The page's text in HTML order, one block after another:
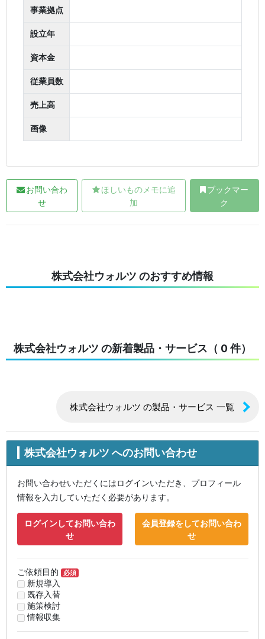
事業拠点
設立年
資本金
従業員数
売上高
画像
お問い合わ
せ
ほしいものメモに追
加
ブックマー
ク
株式会社ウォルツ のおすすめ情報
株式会社ウォルツ の新着製品・サービス（ 0 件）
株式会社ウォルツ の製品・サービス 一覧
株式会社ウォルツ へのお問い合わせ
お問い合わせいただくにはログインいただき、プロフィール
情報を入力していただく必要があります。
ログインしてお問い合わ
せ
会員登録をしてお問い合わ
せ
ご依頼目的 必須
新規導入
既存入替
施策検討
情報収集